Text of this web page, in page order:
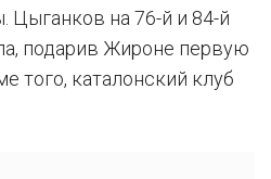
Цыганков на 76-й и 84-й
подарив Жироне первую
того, каталонский клуб